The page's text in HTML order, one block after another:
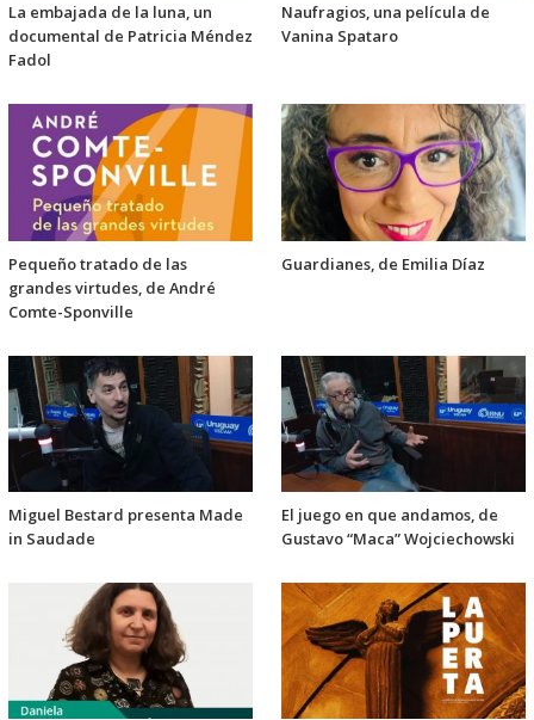
La embajada de la luna, un
documental de Patricia Méndez
Fadol
Naufragios, una película de
Vanina Spataro
Pequeño tratado de las
grandes virtudes, de André
Comte-Sponville
Guardianes, de Emilia Díaz
Miguel Bestard presenta Made
in Saudade
El juego en que andamos, de
Gustavo “Maca” Wojciechowski